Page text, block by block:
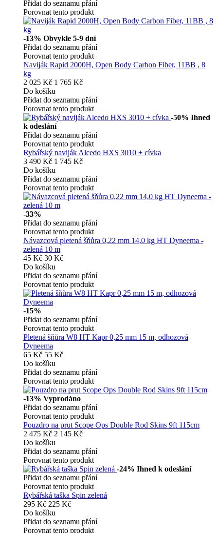
Přidat do seznamu přání
Porovnat tento produkt
-13% Obvykle 5-9 dní
Přidat do seznamu přání
Porovnat tento produkt
Naviják Rapid 2000H, Open Body Carbon Fiber, 11BB , 8
kg
2 025 Kč 1 765 Kč
Do košíku
Přidat do seznamu přání
Porovnat tento produkt
-50% Ihned
k odeslání
Přidat do seznamu přání
Porovnat tento produkt
Rybářský naviják Alcedo HXS 3010 + cívka
3 490 Kč 1 745 Kč
Do košíku
Přidat do seznamu přání
Porovnat tento produkt
-33%
Přidat do seznamu přání
Porovnat tento produkt
Návazcová pletená šňůra 0,22 mm 14,0 kg HT Dyneema -
zelená 10 m
45 Kč 30 Kč
Do košíku
Přidat do seznamu přání
Porovnat tento produkt
-15%
Přidat do seznamu přání
Porovnat tento produkt
Pletená šňůra W8 HT Kapr 0,25 mm 15 m, odhozová
Dyneema
65 Kč 55 Kč
Do košíku
Přidat do seznamu přání
Porovnat tento produkt
-13% Vyprodáno
Přidat do seznamu přání
Porovnat tento produkt
Pouzdro na prut Scope Ops Double Rod Skins 9ft 115cm
2 475 Kč 2 145 Kč
Do košíku
Přidat do seznamu přání
Porovnat tento produkt
-24% Ihned k odeslání
Přidat do seznamu přání
Porovnat tento produkt
Rybářská taška Spin zelená
295 Kč 225 Kč
Do košíku
Přidat do seznamu přání
Porovnat tento produkt